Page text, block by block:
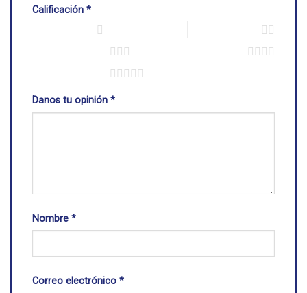
Calificación *
Danos tu opinión *
Nombre *
Correo electrónico *